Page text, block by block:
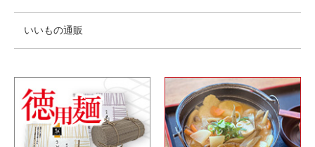
いいもの通販